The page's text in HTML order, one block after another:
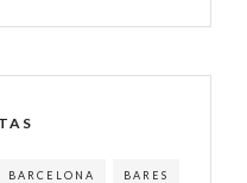
BARCELONA BARES